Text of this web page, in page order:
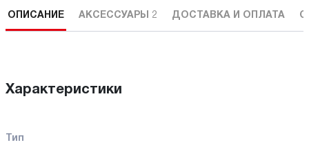
ОПИСАНИЕ АКСЕССУАРЫ 2 ДОСТАВКА И ОПЛАТА
Характеристики
Тип